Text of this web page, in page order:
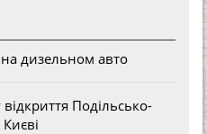
дизельном авто
Подільсько-